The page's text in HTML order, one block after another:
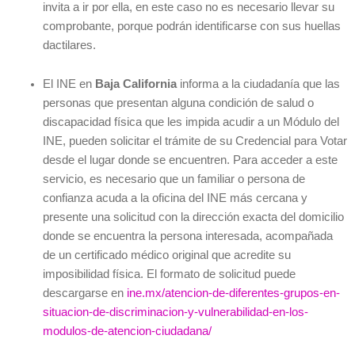
invita a ir por ella, en este caso no es necesario llevar su
comprobante, porque podrán identificarse con sus huellas
dactilares.
El INE enBaja Californiainforma a la ciudadanía que las
personas que presentan alguna condición de salud o
discapacidad física que les impida acudir a un Módulo del
INE, pueden solicitar el trámite de su Credencial para Votar
desde el lugar donde se encuentren. Para acceder a este
servicio, es necesario que un familiar o persona de
confianza acuda a la oficina del INE más cercana y
presente una solicitud con la dirección exacta del domicilio
donde se encuentra la persona interesada, acompañada
de un certificado médico original que acredite su
imposibilidad física. El formato de solicitud puede
descargarse en ine.mx/atencion-de-diferentes-grupos-en-
situacion-de-discriminacion-y-vulnerabilidad-en-los-
modulos-de-atencion-ciudadana/